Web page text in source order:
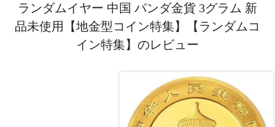
ランダムイヤー 中国 パンダ金貨 3グラム 新
品未使用【地金型コイン特集】【ランダムコ
イン特集】のレビュー